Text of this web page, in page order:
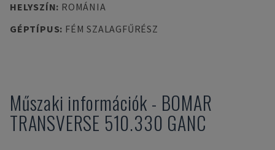
HELYSZÍN: ROMÁNIA
GÉPTÍPUS: FÉM SZALAGFŰRÉSZ
Műszaki információk - BOMAR
TRANSVERSE 510.330 GANC